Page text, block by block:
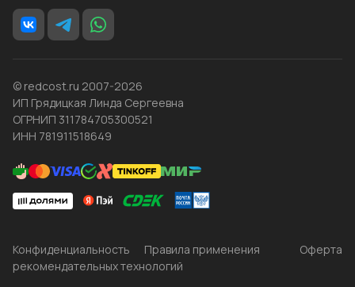
© redcost.ru 2007-2026
ИП Грядицкая Линда Сергеевна
ОГРНИП 311784705300521
ИНН 781911518649
Конфиденциальность
Правила применения
рекомендательных технологий
Оферта